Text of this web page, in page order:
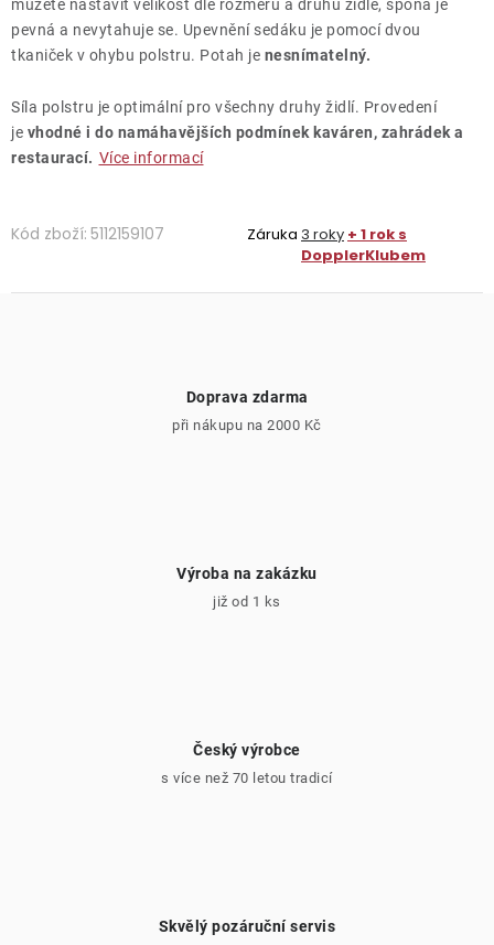
můžete nastavit velikost dle rozměru a druhu židle, spona je
pevná a nevytahuje se. Upevnění sedáku je pomocí dvou
tkaniček v ohybu polstru. Potah je nesnímatelný.
Síla polstru je optimální pro všechny druhy židlí. Provedení
je vhodné i do namáhavějších podmínek kaváren, zahrádek a
restaurací. Více informací
Kód zboží: 5112159107 Záruka 3 roky + 1 rok s
DopplerKlubem
Doprava zdarma
při nákupu na 2000 Kč
Výroba na zakázku
již od 1 ks
Český výrobce
s více než 70 letou tradicí
Skvělý pozáruční servis